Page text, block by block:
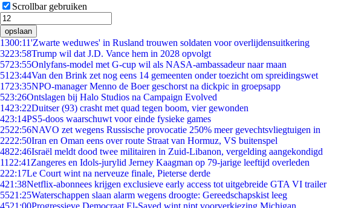
Scrollbar gebruiken
opslaan
1300:11'Zwarte weduwes' in Rusland trouwen soldaten voor overlijdensuitkering
3223:58Trump wil dat J.D. Vance hem in 2028 opvolgt
5723:55Onlyfans-model met G-cup wil als NASA-ambassadeur naar maan
51 23:44Van den Brink zet nog eens 14 gemeenten onder toezicht om spreidingswet
1723:35NPO-manager Menno de Boer geschorst na dickpic in groepsapp
523:26Ontslagen bij Halo Studios na Campaign Evolved
1423:22Duitser (93) crasht met quad tegen boom, vier gewonden
423:14PS5-doos waarschuwt voor einde fysieke games
2522:56NAVO zet wegens Russische provocatie 250% meer gevechtsvliegtuigen in
2222:50Iran en Oman eens over route Straat van Hormuz, VS buitenspel
4822:46Israël meldt dood twee militairen in Zuid-Libanon, vergelding aangekondigd
11 22:41 Zangeres en Idols-jurylid Jerney Kaagman op 79-jarige leeftijd overleden
222:17Le Court wint na nerveuze finale, Pieterse derde
421:38Netflix-abonnees krijgen exclusieve early access tot uitgebreide GTA VI trailer
5521:25Waterschappen slaan alarm wegens droogte: Gereedschapskist leeg
4521:00Progressieve Democraat El-Sayed wint nipt voorverkiezing Michigan